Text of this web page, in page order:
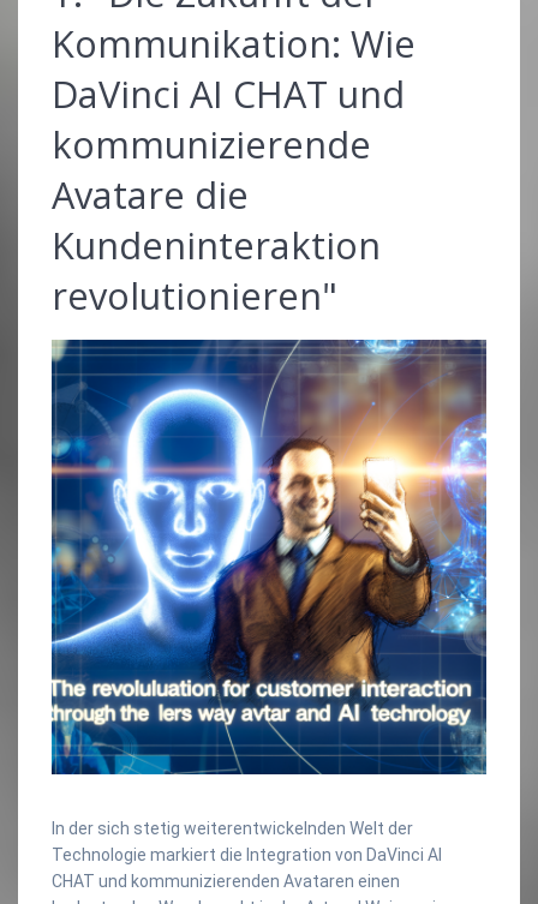
Kommunikation: Wie
DaVinci AI CHAT und
kommunizierende
Avatare die
Kundeninteraktion
revolutionieren"
In der sich stetig weiterentwickelnden Welt der
Technologie markiert die Integration von DaVinci AI
CHAT und kommunizierenden Avataren einen